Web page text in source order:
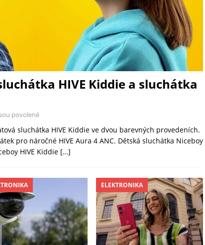
HIVE Kiddie a sluchátka
povolené
sluchátka HIVE Kiddie ve dvou barevných provedeních.
pro náročné HIVE Aura 4 ANC. Dětská sluchátka Niceboy
HIVE Kiddie […]
ELEKTRONIKA